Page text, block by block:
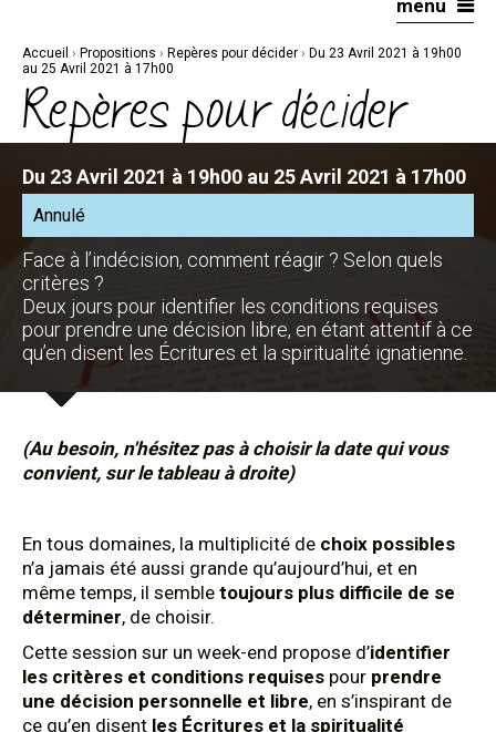
navigation
menu
Accueil › Propositions › Repères pour décider › Du 23 Avril 2021 à 19h00
au 25 Avril 2021 à 17h00
Repères pour décider
Du 23 Avril 2021 à 19h00 au 25 Avril 2021 à 17h00
Annulé
Face à l’indécision, comment réagir ? Selon quels
critères ?
Deux jours pour identifier les conditions requises
pour prendre une décision libre, en étant attentif à ce
qu’en disent les Écritures et la spiritualité ignatienne.
(Au besoin, n'hésitez pas à choisir la date qui vous
convient, sur le tableau à droite)
En tous domaines, la multiplicité de choix possibles
n’a jamais été aussi grande qu’aujourd’hui, et en
même temps, il semble toujours plus difficile de se
déterminer, de choisir.
Cette session sur un week-end propose d’identifier
les critères et conditions requises pour prendre
une décision personnelle et libre, en s’inspirant de
ce qu’en disent les Écritures et la spiritualité